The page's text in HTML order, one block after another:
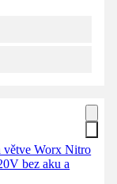
větve Worx Nitro
bez aku a